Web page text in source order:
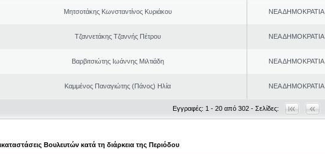
Μητσοτάκης Κωνσταντίνος Κυριάκου ΝΕΑ ΔΗΜΟΚΡΑΤΙΑ
Τζαννετάκης Τζαννής Πέτρου ΝΕΑ ΔΗΜΟΚΡΑΤΙΑ
Βαρβιτσιώτης Ιωάννης Μιλτιάδη ΝΕΑ ΔΗΜΟΚΡΑΤΙΑ
Καμμένος Παναγιώτης (Πάνος) Ηλία ΝΕΑ ΔΗΜΟΚΡΑΤΙΑ
Εγγραφές: 1 - 20 από 302 - Σελίδες:
Βουλευτών κατά τη διάρκεια της Περιόδου